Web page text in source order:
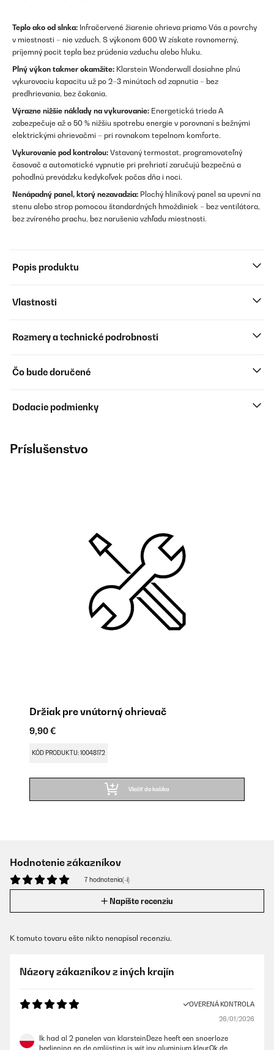
Teplo ako od slnka: Infračervené žiarenie ohrieva priamo Vás a povrchy
v miestnosti – nie vzduch. S výkonom 600 W získate rovnomerný,
príjemný pocit tepla bez prúdenia vzduchu alebo hluku.
Plný výkon takmer okamžite: Klarstein Wonderwall dosiahne plnú
vykurovaciu kapacitu už po 2–3 minútach od zapnutia – bez
predhrievania, bez čakania.
Výrazne nižšie náklady na vykurovanie: Energetická trieda A
zabezpečuje až o 50 % nižšiu spotrebu energie v porovnaní s bežnými
elektrickými ohrievačmi – pri rovnakom tepelnom komforte.
Vykurovanie pod kontrolou: Vstavaný termostat, programovateľný
časovač a automatické vypnutie pri prehriatí zaručujú bezpečnú a
pohodlnú prevádzku kedykoľvek počas dňa i noci.
Nenápadný panel, ktorý nezavadzia: Plochý hliníkový panel sa upevní na
stenu alebo strop pomocou štandardných hmoždiniek – bez ventilátora,
bez zvíreného prachu, bez narušenia vzhľadu miestnosti.
Popis produktu
Vlastnosti
Rozmery a technické podrobnosti
Čo bude doručené
Dodacie podmienky
Príslušenstvo
Držiak pre vnútorný ohrievač
9,90 €
KÓD PRODUKTU: 10048172
Vložiť do košíka
Hodnotenie zákazníkov
7 hodnotenia(-í)
Napíšte recenziu
K tomuto tovaru ešte nikto nenapísal recenziu.
Názory zákazníkov z iných krajín
OVERENÁ KONTROLA
26/01/2026
Ik had al 2 panelen van klarsteinDeze heeft een snoerloze
bediening en de omlijsting is wit ipv aluminium kleurOk de